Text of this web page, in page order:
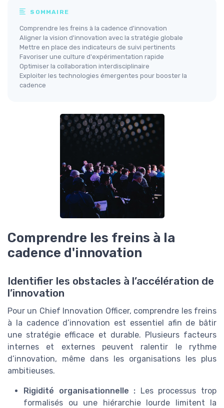
SOMMAIRE
Comprendre les freins à la cadence d'innovation
Aligner la vision d'innovation avec la stratégie globale
Mettre en place des indicateurs de suivi pertinents
Favoriser une culture d'expérimentation rapide
Optimiser la collaboration interdisciplinaire
Exploiter les technologies émergentes pour booster la
cadence
Comprendre les freins à la
cadence d'innovation
Identifier les obstacles à l’accélération de
l’innovation
Pour un Chief Innovation Officer, comprendre les freins
à la cadence d’innovation est essentiel afin de bâtir
une stratégie efficace et durable. Plusieurs facteurs
internes et externes peuvent ralentir le rythme
d’innovation, même dans les organisations les plus
ambitieuses.
Rigidité organisationnelle : Les processus trop
formalisés ou une hiérarchie lourde limitent la